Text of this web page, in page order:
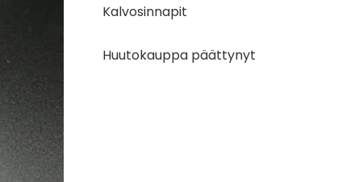
Kalvosinnapit
Huutokauppa päättynyt